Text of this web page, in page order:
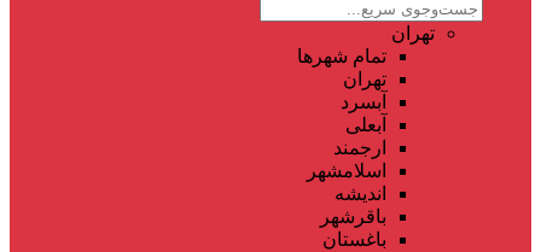
تهران
تمام شهر‌ها
تهران
آبسرد
آبعلی
ارجمند
اسلامشهر
اندیشه
باقرشهر
باغستان